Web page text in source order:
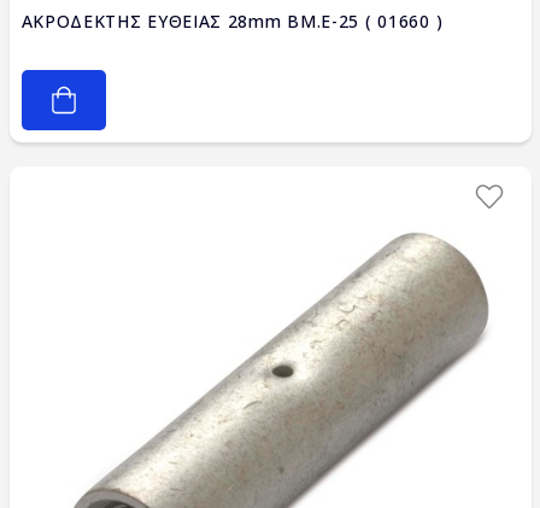
ΑΚΡΟΔΕΚΤΗΣ ΕΥΘΕΙΑΣ 28mm BM.E-25 ( 01660 )